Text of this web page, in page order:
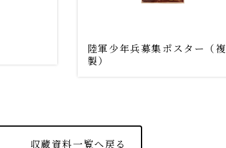
陸軍少年兵募集ポスター（複
製）
収蔵資料一覧へ戻る